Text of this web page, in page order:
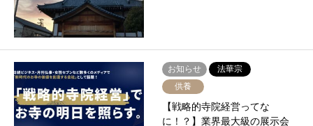
お知らせ
法華宗
供養
【戦略的寺院経営ってな
に！？】業界最⼤級の展⽰会